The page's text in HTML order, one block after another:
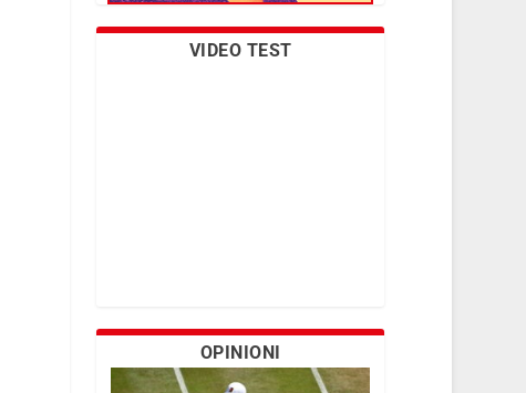
VIDEO TEST
OPINIONI